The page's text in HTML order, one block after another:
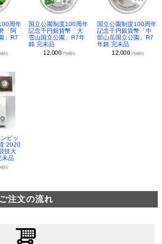
周年
「阿
」R7
税別)
国立公園制度100周年
記念千円銀貨幣「大
雪山国立公園」R7年
銘 完未品
12,000 円(税別)
国立公園制度100周年
記念千円銀貨幣「中
部山岳国立公園」R7
年銘 完未品
12,000 円(税別)
ピッ
2020
技大
未品
税別)
ご注文の流れ